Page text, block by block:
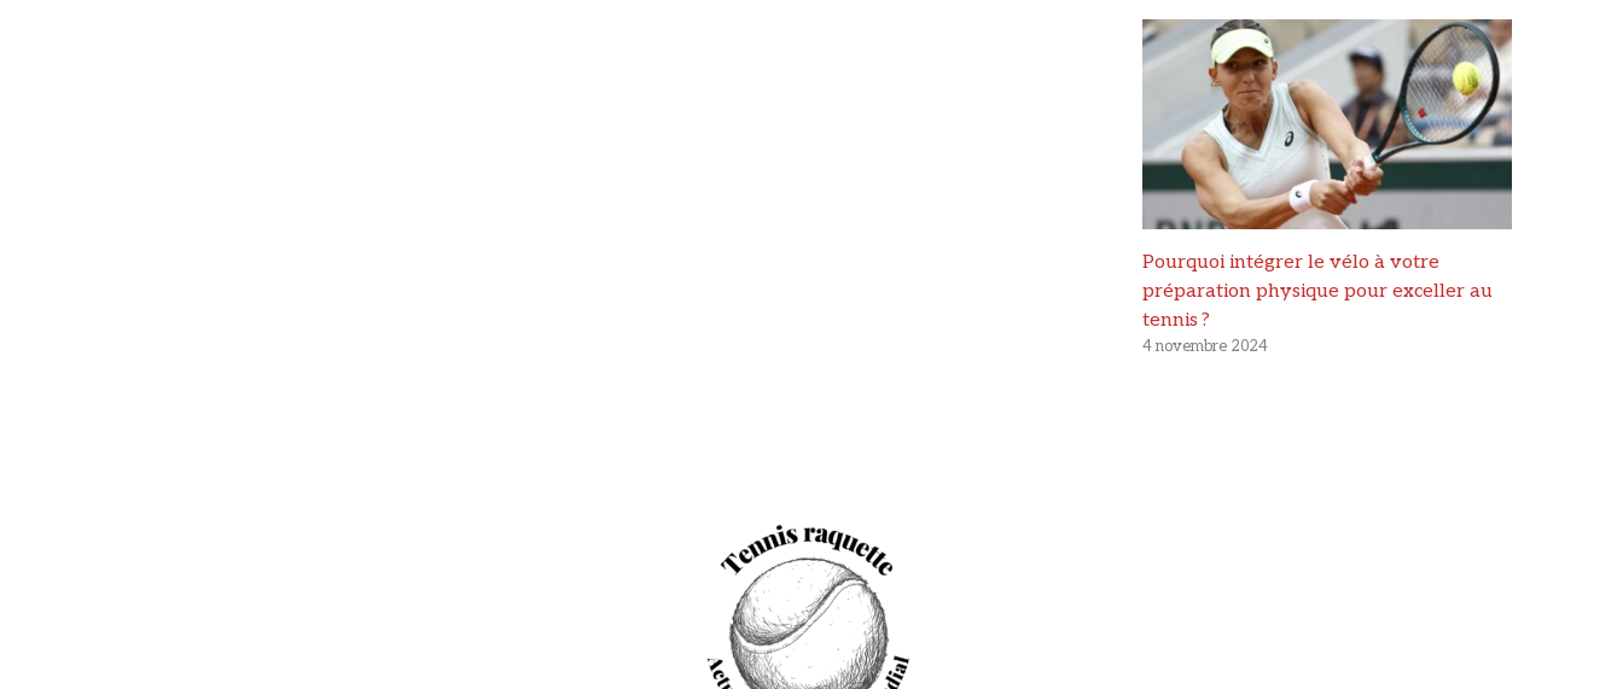
Pourquoi intégrer le vélo à votre
préparation physique pour exceller au
tennis ?
4 novembre 2024